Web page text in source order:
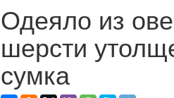
Одеяло из
шерсти
сумка